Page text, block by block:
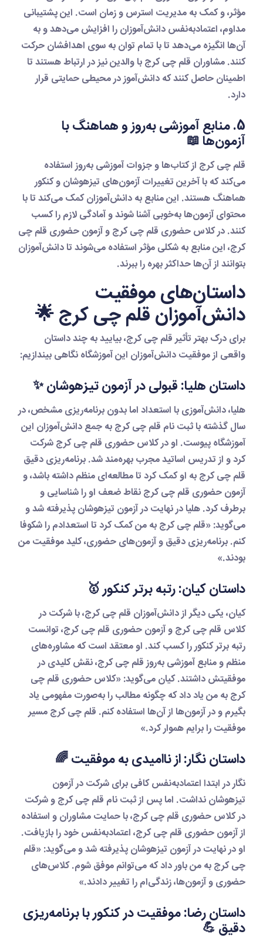
مؤثر، و کمک به مدیریت استرس و زمان است. این پشتیبانی
مداوم، اعتمادبه‌نفس دانش‌آموزان را افزایش می‌دهد و به
آن‌ها انگیزه می‌دهد تا با تمام توان به سوی اهدافشان حرکت
کنند. مشاورانقلم چی کرجبا والدین نیز در ارتباط هستند تا
اطمینان حاصل کنند که دانش‌آموز در محیطی حمایتی قرار
5. منابع آموزشی به‌روز و هماهنگ با
آزمون‌ها 📖
قلم چی کرجاز کتاب‌ها و جزوات آموزشی به‌روز استفاده
می‌کند که با آخرین تغییرات آزمون‌های تیزهوشان و کنکور
هماهنگ هستند. این منابع به دانش‌آموزان کمک می‌کند تا با
محتوای آزمون‌ها به‌خوبی آشنا شوند و آمادگی لازم را کسب
کنند. درکلاس حضوری قلم چی کرجوآزمون حضوری قلم چی
، این منابع به شکلی مؤثر استفاده می‌شوند تا دانش‌آموزان
بتوانند از آن‌ها حداکثر بهره را ببرند.
داستان‌های موفقیت
دانش‌آموزان قلم چی کرج 🌟
برای درک بهتر تأثیرقلم چی کرج، بیایید به چند داستان
واقعی از موفقیت دانش‌آموزان این آموزشگاه نگاهی بیندازیم:
داستان هلیا: قبولی در آزمون تیزهوشان ✨
هلیا، دانش‌آموزی با استعداد اما بدون برنامه‌ریزی مشخص، در
سال گذشته باثبت نام قلم چی کرجبه جمع دانش‌آموزان این
آموزشگاه پیوست. او درکلاس حضوری قلم چی کرجشرکت
کرد و از تدریس اساتید مجرب بهره‌مند شد.برنامه‌ریزی دقیق
قلم چی کرجبه او کمک کرد تا مطالعه‌ای منظم داشته باشد، و
آزمون حضوری قلم چی کرجنقاط ضعف او را شناسایی و
برطرف کرد. هلیا در نهایت در آزمون تیزهوشان پذیرفته شد و
می‌گوید: «قلم چی کرجبه من کمک کرد تا استعدادم را شکوفا
کنم. برنامه‌ریزی دقیق و آزمون‌های حضوری، کلید موفقیت من
بودند.»
داستان کیان: رتبه برتر کنکور 🥇
کیان، یکی دیگر از دانش‌آموزانقلم چی کرج، با شرکت در
کلاس قلم چی کرجوآزمون حضوری قلم چی کرج، توانست
رتبه برتر کنکور را کسب کند. او معتقد است که مشاوره‌های
منظم و منابع آموزشی به‌روزقلم چی کرج، نقش کلیدی در
موفقیتش داشتند. کیان می‌گوید: «کلاس حضوری قلم چی
به من یاد داد که چگونه مطالب را به‌صورت مفهومی یاد
بگیرم و در آزمون‌ها از آن‌ها استفاده کنم.قلم چی کرجمسیر
موفقیت را برایم هموار کرد.»
داستان نگار: از ناامیدی به موفقیت 🌈
نگار در ابتدا اعتمادبه‌نفس کافی برای شرکت در آزمون
تیزهوشان نداشت. اما پس ازثبت نام قلم چی کرجو شرکت
کلاس حضوری قلم چی کرج، با حمایت مشاوران و استفاده
آزمون حضوری قلم چی کرج، اعتمادبه‌نفس خود را بازیافت.
او در نهایت در آزمون تیزهوشان پذیرفته شد و می‌گوید: «قلم
چی کرجبه من باور داد که می‌توانم موفق شوم. کلاس‌های
حضوری و آزمون‌ها، زندگی‌ام را تغییر دادند.»
داستان رضا: موفقیت در کنکور با برنامه‌ریزی
دقیق 💪